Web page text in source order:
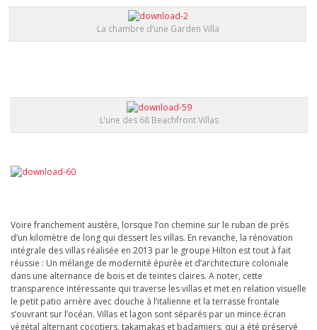
La chambre d’une Garden Villa
L’une des 68 Beachfront Villas
Voire franchement austère, lorsque l’on chemine sur le ruban de près
d’un kilomètre de long qui dessert les villas. En revanche, la rénovation
intégrale des villas réalisée en 2013 par le groupe Hilton est tout à fait
réussie : Un mélange de modernité épurée et d’architecture coloniale
dans une alternance de bois et de teintes claires. A noter, cette
transparence intéressante qui traverse les villas et met en relation visuelle
le petit patio arrière avec douche à l’italienne et la terrasse frontale
s’ouvrant sur l’océan. Villas et lagon sont séparés par un mince écran
végétal alternant cocotiers, takamakas et badamiers, qui a été préservé